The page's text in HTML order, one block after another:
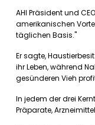
AHI Präsident und
amerikanischen
täglichen Basis."
Er sagte,
ihr Leben, während
gesünderen Vieh
In jedem der drei
Präparate,